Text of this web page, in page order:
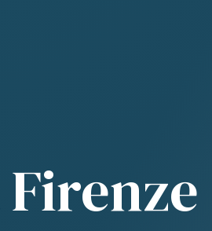
Firenze